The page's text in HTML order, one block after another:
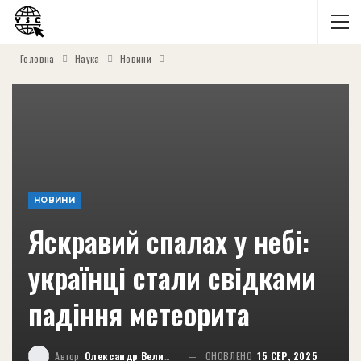
Головна Наука Новини
НОВИНИ
Яскравий спалах у небі:
українці стали свідками
падіння метеорита
Автор Олександр Великий ОНОВЛЕНО 15 СЕР, 2025